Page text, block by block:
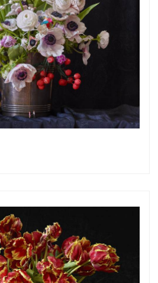
»IMMAGIS MAILING LIST«
invitations and info of
opening receptions, current